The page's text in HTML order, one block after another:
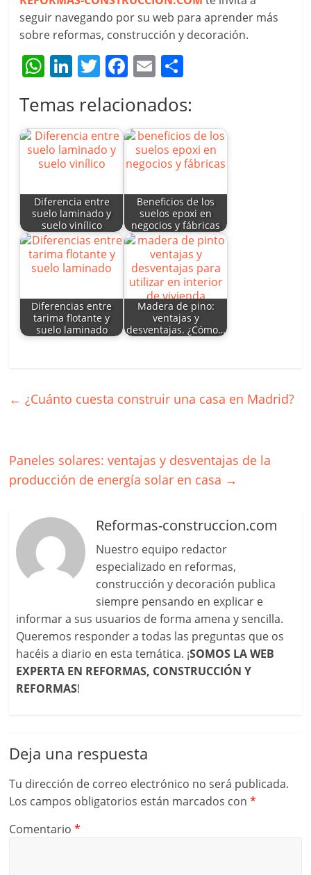
seguir navegando por su web para aprender más
sobre reformas, construcción y decoración.
W
at
s
A
p
p
Li
k
e
dI
n
T
itt
er
F
c
e
b
o
o
k
E
ai
l
m
p
ar
tir
Temas relacionados:
Diferencia entre
suelo laminado y
suelo vinílico
Beneficios de los
suelos epoxi en
negocios y fábricas
Diferencias entre
tarima flotante y
suelo laminado
Madera de pino:
ventajas y
desventajas. ¿Cómo…
← ¿Cuánto cuesta construir una casa en Madrid?
Paneles solares: ventajas y desventajas de la
producción de energía solar en casa →
Reformas-construccion.com
Nuestro equipo redactor
especializado en reformas,
construcción y decoración publica
siempre pensando en explicar e
informar a sus usuarios de forma amena y sencilla.
Queremos responder a todas las preguntas que os
hacéis a diario en esta temática. ¡SOMOS LA WEB
EXPERTA EN REFORMAS, CONSTRUCCIÓN Y
REFORMAS!
Deja una respuesta
Tu dirección de correo electrónico no será publicada.
Los campos obligatorios están marcados con*
Comentario*